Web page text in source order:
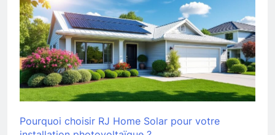
Pourquoi choisir RJ Home Solar pour votre